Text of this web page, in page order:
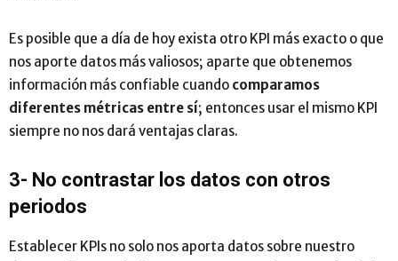
Es posible que a día de hoy exista otro KPI más exacto o que
nos aporte datos más valiosos; aparte que obtenemos
información más confiable cuando comparamos
diferentes métricas entre sí; entonces usar el mismo KPI
siempre no nos dará ventajas claras.
3- No contrastar los datos con otros
periodos
Establecer KPIs no solo nos aporta datos sobre nuestro